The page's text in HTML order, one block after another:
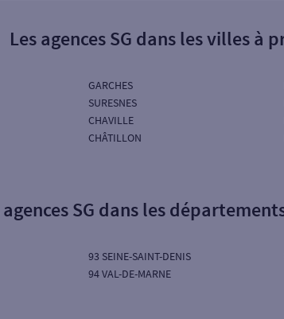
Les agences SG dans les villes à
GARCHES
SURESNES
CHAVILLE
CHÂTILLON
agences SG dans les
93 SEINE-SAINT-DENIS
94 VAL-DE-MARNE